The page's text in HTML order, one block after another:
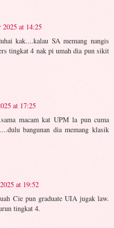
2025 at 14:25
kak....kalau SA memang nangis
tingkat 4 nak pi umah dia pun sikit
at 17:25
macam kat UPM la pun cuma
bangunan dia memang klasik
at 19:52
Cie pun graduate UIA jugak law.
tingkat 4.